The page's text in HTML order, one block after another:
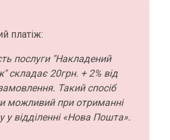
платіж:
послуги "Накладений
складає 20грн. + 2% від
Такий спосіб
можливий при отриманні
у відділенні «Нова Пошта».